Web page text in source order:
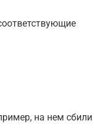
на нем сбили